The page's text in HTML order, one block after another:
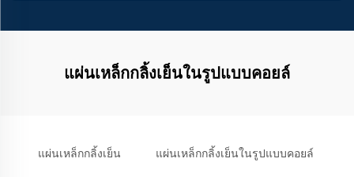
แผ่นเหล็กกลิ้งเย็นในรูปแบบคอยล์
แผ่นเหล็กกลิ้งเย็น แผ่นเหล็กกลิ้งเย็นในรูปแบบคอยล์